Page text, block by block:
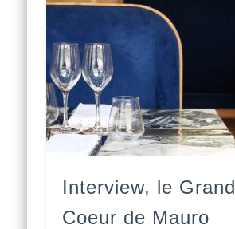
Interview, le Grand
Coeur de Mauro